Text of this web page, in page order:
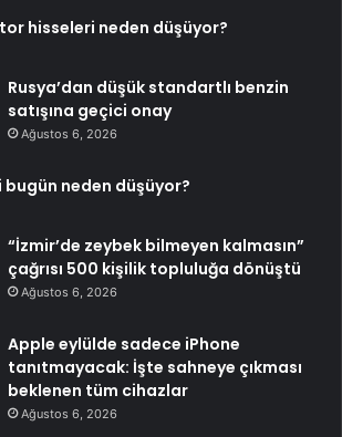
hisseleri neden düşüyor?
Rusya’dan düşük standartlı benzin
satışına geçici onay
Ağustos 6, 2026
bugün neden düşüyor?
“İzmir’de zeybek bilmeyen kalmasın”
çağrısı 500 kişilik topluluğa dönüştü
Ağustos 6, 2026
Apple eylülde sadece iPhone
tanıtmayacak: İşte sahneye çıkması
beklenen tüm cihazlar
Ağustos 6, 2026